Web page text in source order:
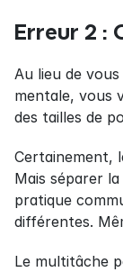
Erreur 2 :
Au lieu de
mentale, vous
des tailles de
Certainement,
Mais séparer
pratique
différentes.
Le multitâche